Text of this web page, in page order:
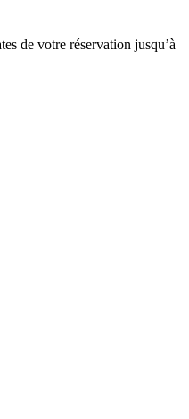
de votre réservation jusqu’à